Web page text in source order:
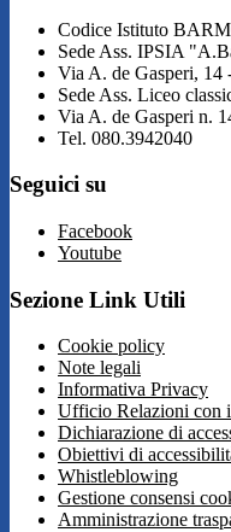
Codice Istituto
Sede Ass. IPSIA
Via A. de Gasperi,
Sede Ass. Liceo
Via A. de Gasperi n.
Tel. 080.3942040
Seguici su
Facebook
Youtube
Sezione Link Utili
Cookie policy
Note legali
Informativa Privacy
Ufficio Relazioni con
Dichiarazione di
Obiettivi di
Whistleblowing
Gestione consensi
Amministrazione